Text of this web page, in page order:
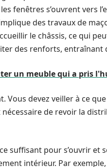
fenêtres s’ouvrent vers
des travaux de
le châssis, ce qui
des renforts, entraînant
un meuble qui a pris
Vous devez veiller à ce
de revoir la
suffisant pour s’ouvrir et
intérieur. Par